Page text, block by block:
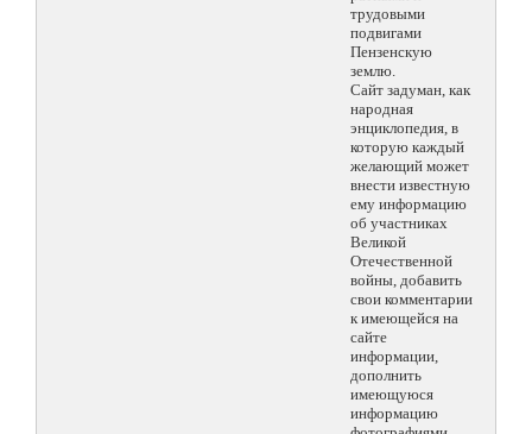
трудовыми
подвигами
Пензенскую
землю.
Сайт задуман, как
народная
энциклопедия, в
которую каждый
желающий может
внести известную
ему информацию
об участниках
Великой
Отечественной
войны, добавить
свои комментарии
к имеющейся на
сайте
информации,
дополнить
имеющуюся
информацию